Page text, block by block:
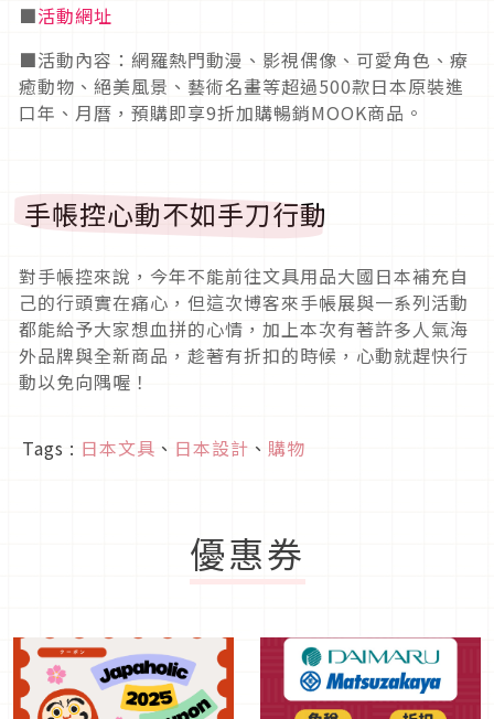
■活動網址
■活動內容：網羅熱門動漫、影視偶像、可愛角色、療
癒動物、絕美風景、藝術名畫等超過500款日本原裝進
口年、月曆，預購即享9折加購暢銷MOOK商品。
手帳控心動不如手刀行動
對手帳控來說，今年不能前往文具用品大國日本補充自
己的行頭實在痛心，但這次博客來手帳展與一系列活動
都能給予大家想血拼的心情，加上本次有著許多人氣海
外品牌與全新商品，趁著有折扣的時候，心動就趕快行
動以免向隅喔！
Tags : 日本文具 、 日本設計 、 購物
優惠券